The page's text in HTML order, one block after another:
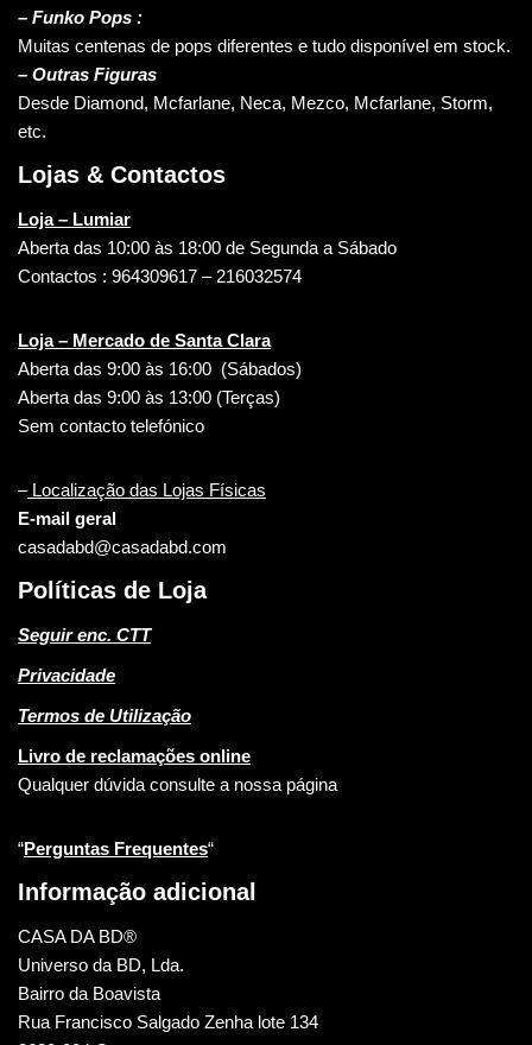
– Funko Pops :
Muitas centenas de pops diferentes e tudo disponível em stock.
– Outras Figuras
Desde Diamond, Mcfarlane, Neca, Mezco, Mcfarlane, Storm,
etc.
Lojas & Contactos
Loja – Lumiar
Aberta das 10:00 às 18:00 de Segunda a Sábado
Contactos : 964309617 – 216032574
Loja – Mercado de Santa Clara
Aberta das 9:00 às 16:00 (Sábados)
Aberta das 9:00 às 13:00 (Terças)
Sem contacto telefónico
–Localização das Lojas Físicas
E-mail geral
casadabd@casadabd.com
Políticas de Loja
Seguir enc. CTT
Privacidade
Termos de Utilização
Livro de reclamações online
Qualquer dúvida consulte a nossa página
“Perguntas Frequentes“
Informação adicional
CASA DA BD®
Universo da BD, Lda.
Bairro da Boavista
Rua Francisco Salgado Zenha lote 134